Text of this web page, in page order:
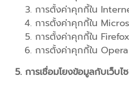
การตั้งค่าคุกกี้ใน
การตั้งค่าคุกกี้ใน
การตั้งค่าคุกกี้ใน Firefox
การตั้งค่าคุกกี้ใน Opera
5. การเชื่อมโยงข้อมูลกับเว็บไ